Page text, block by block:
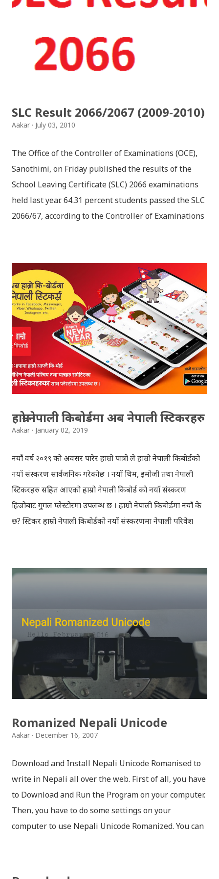
प्रायोजनको लागि प्रयोग नगर्न आग्रह गर्दछौँ । इन्टरनेटमा भेटिएका
हौँ । तपाई यदि यी गित संगितको सर्जक हुनुहुन्छ र गित संगित यहाँबाट
हटाउनुपर्ने भए जानकारी गराउनुहोला । फेरी एकपटक शुभ दिपावलीको
हार्दिक मंगलमय शुभकामना व्यक्त गर्दछौँ ।
SLC Result 2066/2067 (2009-2010)
Aakar July 03, 2010
The Office of the Controller of Examinations (OCE),
Sanothimi, on Friday published the results of the
School Leaving Certificate (SLC) 2066 examinations
held last year. 64.31 percent students passed the SLC
2066/67, according to the Controller of Examinations
Download the file and search your ‘symbol number’.
Congratulations to all, who passed SLC this year. And
if you want to see your results with marks then, you
can follow THT (symbol no. and birth date required).
Download SLC Result 2066/2067 (2009-2010) :
REGULAR: EXEMPTED: Distinction --------------- First
division First division Second Division Second
Division Third Division Third Division Withheld
Withheld ...
हाम्रो नेपाली किबोर्डमा अब नेपाली स्टिकरहरु
Aakar January 02, 2019
नयाँ वर्ष २०१९ को अवसर पारेर हाम्रो पात्रो ले हाम्रो नेपाली किबोर्डको
नयाँ संस्करण सार्वजनिक गरेकोछ । नयाँ थिम, इमोजी तथा नेपाली
स्टिकरहरु सहित आएको हाम्रो नेपाली किबोर्ड को नयाँ संस्करण
हिजोबाट गुगल प्लेस्टोरमा उपलब्ध छ । हाम्रो नेपाली किबोर्डमा नयाँ के
छ? स्टिकर हाम्रो नेपाली किबोर्डको नयाँ संस्करणमा नेपाली परिवेश
इन्स्टाग्राम आदि जुनसुकै एप्लिकेशनमा पनि प्रयोग गर्न मिल्ने यी नेपाली
मैचासमेत गरी आठ किसिमका स्टिकरहरु समावेश गरिएकोछ । हाम्रो
नेपाली किबोर्डको इमोजी खण्डमा गएर यी स्टिकरहरु प्रयोग गर्न
सकिन्छ । थिम हाम्रो नेपाली किबोर्डको यस संस्करणमा नयाँ किबोर्ड
थिम पनि थपिएको छ । हाम्रो नेपाली किबोर्डको सेटिङमा गएर आफूलाई
मन पर्ने थिम छान्न सकिन्छ । डार्क तथा लाइट गरेर हाललाई दुई
डिजाइनमा किबोर्ड थिम उपलब्ध छ । चलनचल्तिको “ब...
Romanized Nepali Unicode
Aakar December 16, 2007
Download and Install Nepali Unicode Romanised to
write in Nepali all over the web. First of all, you have
to Download and Run the Program on your computer.
Then, you have to do some settings on your
computer to use Nepali Unicode Romanized. You can